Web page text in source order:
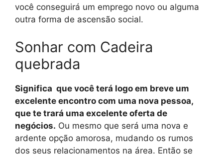
você conseguirá um emprego novo ou alguma
outra forma de ascensão social.
Sonhar com Cadeira
quebrada
Significa que você terá logo em breve um
excelente encontro com uma nova pessoa,
que te trará uma excelente oferta de
negócios. Ou mesmo que será uma nova e
ardente opção amorosa, mudando os rumos
dos seus relacionamentos na área. Então se